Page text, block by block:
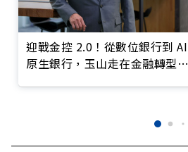
迎戰金控 2.0！從數位銀行到 AI
原生銀行，玉山走在金融轉型最